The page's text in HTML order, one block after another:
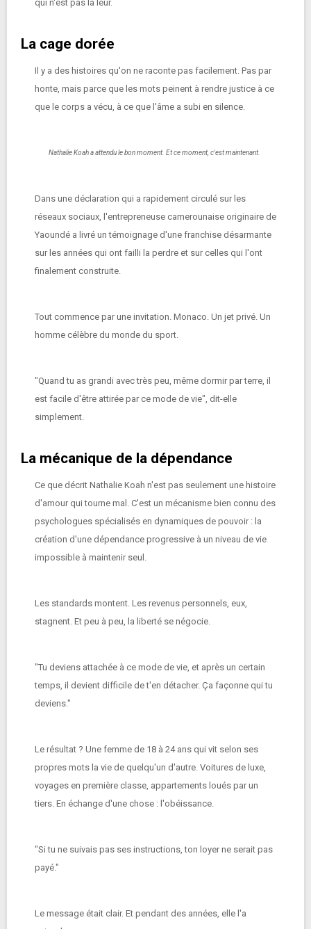
qui n'est pas la leur.
La cage dorée
Il y a des histoires qu'on ne raconte pas facilement. Pas par
honte, mais parce que les mots peinent à rendre justice à ce
que le corps a vécu, à ce que l'âme a subi en silence.
Nathalie Koah a attendu le bon moment. Et ce moment, c'est maintenant.
Dans une déclaration qui a rapidement circulé sur les
réseaux sociaux, l'entrepreneuse camerounaise originaire de
Yaoundé a livré un témoignage d'une franchise désarmante
sur les années qui ont failli la perdre et sur celles qui l'ont
finalement construite.
Tout commence par une invitation. Monaco. Un jet privé. Un
homme célèbre du monde du sport.
"Quand tu as grandi avec très peu, même dormir par terre, il
est facile d'être attirée par ce mode de vie", dit-elle
simplement.
La mécanique de la dépendance
Ce que décrit Nathalie Koah n'est pas seulement une histoire
d'amour qui tourne mal. C'est un mécanisme bien connu des
psychologues spécialisés en dynamiques de pouvoir : la
création d'une dépendance progressive à un niveau de vie
impossible à maintenir seul.
Les standards montent. Les revenus personnels, eux,
stagnent. Et peu à peu, la liberté se négocie.
"Tu deviens attachée à ce mode de vie, et après un certain
temps, il devient difficile de t'en détacher. Ça façonne qui tu
deviens."
Le résultat ? Une femme de 18 à 24 ans qui vit selon ses
propres mots la vie de quelqu'un d'autre. Voitures de luxe,
voyages en première classe, appartements loués par un
tiers. En échange d'une chose : l'obéissance.
"Si tu ne suivais pas ses instructions, ton loyer ne serait pas
payé."
Le message était clair. Et pendant des années, elle l'a